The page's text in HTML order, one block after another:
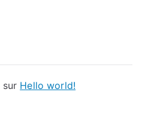
sur Hello world!